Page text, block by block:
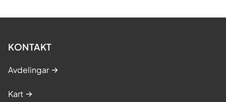
KONTAKT
Avdelingar
Kart